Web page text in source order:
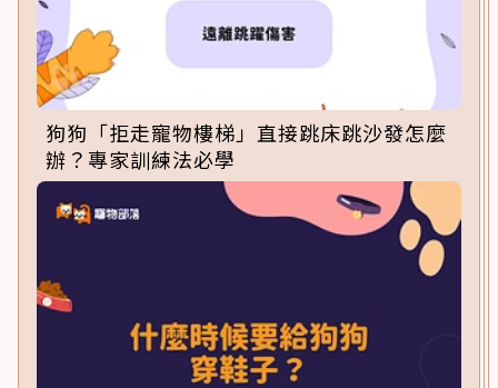
狗狗「拒走寵物樓梯」直接跳床跳沙發怎麼
辦？專家訓練法必學